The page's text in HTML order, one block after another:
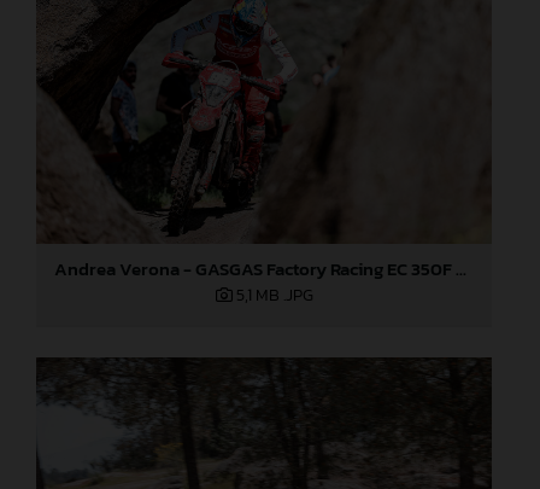
Andrea Verona - GASGAS Factory Racing EC 350F - EnduroGP of Portugal
5,1 MB .JPG